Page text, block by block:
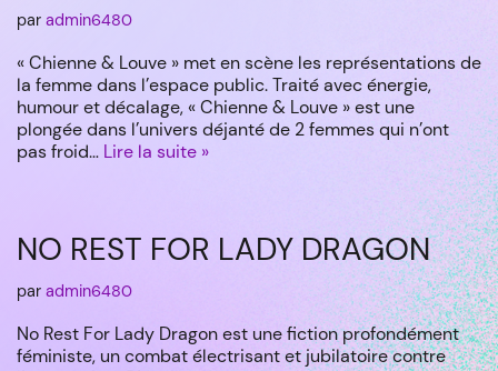
par admin6480
« Chienne & Louve » met en scène les représentations de
la femme dans l’espace public. Traité avec énergie,
humour et décalage, « Chienne & Louve » est une
plongée dans l’univers déjanté de 2 femmes qui n’ont
pas froid… Lire la suite »
NO REST FOR LADY DRAGON
par admin6480
No Rest For Lady Dragon est une fiction profondément
féministe, un combat électrisant et jubilatoire contre